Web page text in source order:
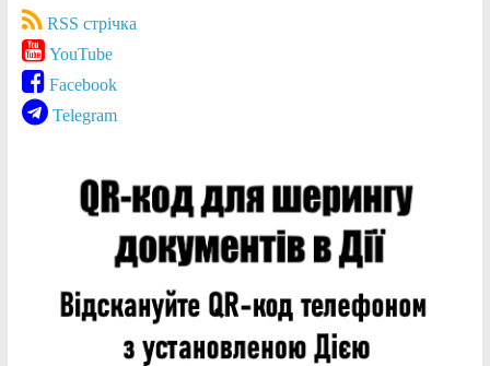
RSS стрічка
YouTube
Facebook
Telegram